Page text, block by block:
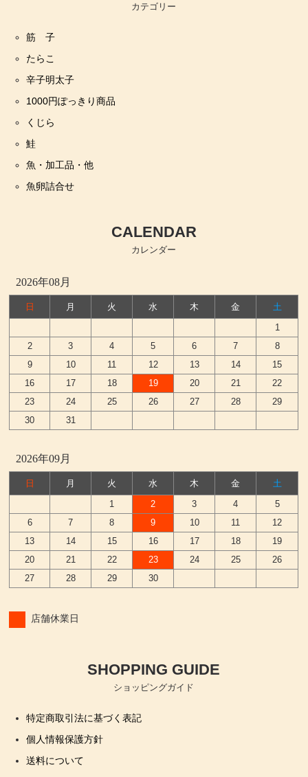
カテゴリー
筋 子
たらこ
辛子明太子
1000円ぽっきり商品
くじら
鮭
魚・加工品・他
魚卵詰合せ
CALENDAR
カレンダー
2026年08月
日 月 火 水 木 金
土
1
2
3 4 5 6 7
8
9
10 11 12 13 14
15
16
17 18 19 20 21
22
23
24 25 26 27 28
29
30
31
2026年09月
日 月 火 水 木 金
土
1
2 3 4
5
6
7 8 9 10 11
12
13
14 15 16 17 18
19
20
21 22 23 24 25
26
27
28 29 30
店舗休業日
SHOPPING GUIDE
ショッピングガイド
特定商取引法に基づく表記
個人情報保護方針
送料について